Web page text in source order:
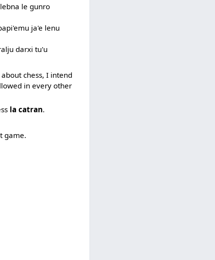
le gunro
ja'e lenu
darxi tu'u
chess, I intend
in every other
la catran.
game.